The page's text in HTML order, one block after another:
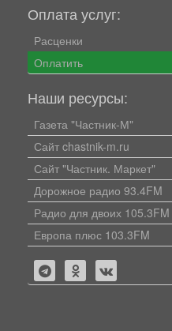
Оплата услуг:
Расценки
Оплатить
Наши ресурсы:
Газета "Частник-М"
Сайт chastnik-m.ru
Сайт "Частник. Маркет"
Дорожное радио 93.4FM
Радио для двоих 105.3FM
Европа плюс 103.3FM